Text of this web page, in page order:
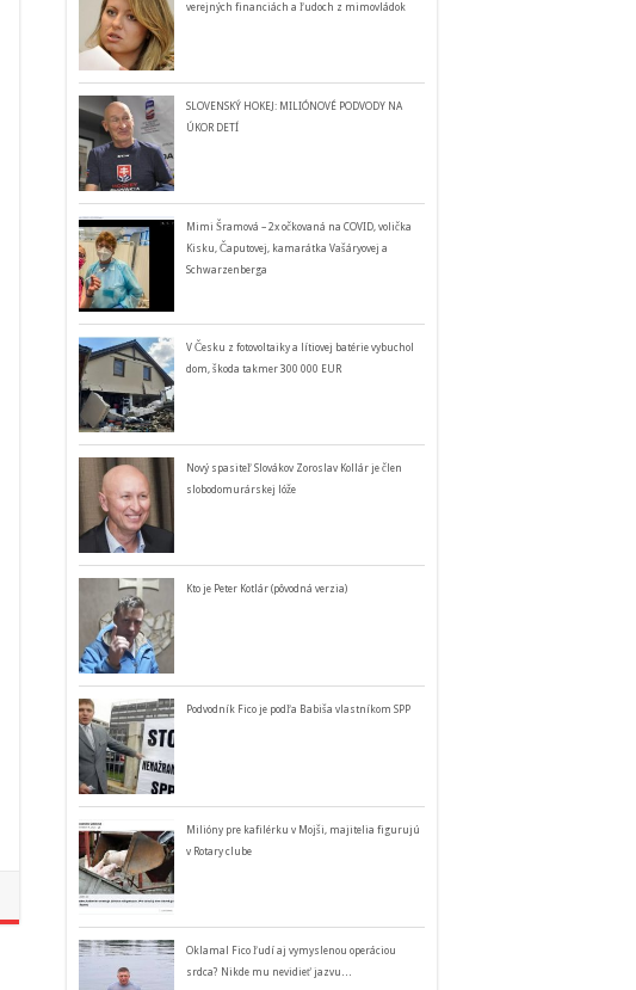
verejných financiách a ľudoch z mimovládok
SLOVENSKÝ HOKEJ: MILIÓNOVÉ PODVODY NA
ÚKOR DETÍ
Mimi Šramová – 2x očkovaná na COVID, volička
Kisku, Čaputovej, kamarátka Vašáryovej a
Schwarzenberga
V Česku z fotovoltaiky a lítiovej batérie vybuchol
dom, škoda takmer 300 000 EUR
Nový spasiteľ Slovákov Zoroslav Kollár je člen
slobodomurárskej lóže
Kto je Peter Kotlár (pôvodná verzia)
Podvodník Fico je podľa Babiša vlastníkom SPP
Milióny pre kafilérku v Mojši, majitelia figurujú
v Rotary clube
Oklamal Fico ľudí aj vymyslenou operáciou
srdca? Nikde mu nevidieť jazvu…